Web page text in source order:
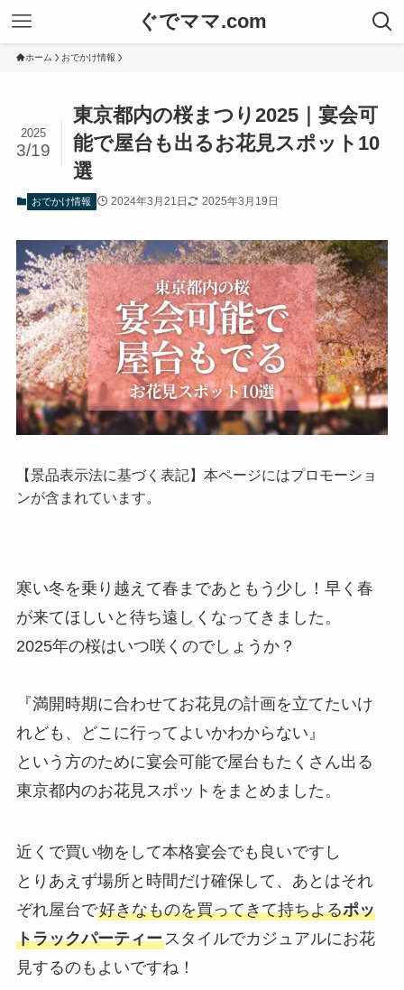
ぐでママ.com
ホーム おでかけ情報
東京都内の桜まつり2025｜宴会可
能で屋台も出るお花見スポット10
選
2025
3/19
おでかけ情報 2024年3月21日 2025年3月19日
【景品表示法に基づく表記】本ページにはプロモーショ
ンが含まれています。
寒い冬を乗り越えて春まであともう少し！早く春
が来てほしいと待ち遠しくなってきました。
2025年の桜はいつ咲くのでしょうか？
『満開時期に合わせてお花見の計画を立てたいけ
れども、どこに行ってよいかわからない』
という方のために宴会可能で屋台もたくさん出る
東京都内のお花見スポットをまとめました。
近くで買い物をして本格宴会でも良いですし
とりあえず場所と時間だけ確保して、あとはそれ
ぞれ屋台で好きなものを買ってきて持ちよるポッ
トラックパーティースタイルでカジュアルにお花
見するのもよいですね！